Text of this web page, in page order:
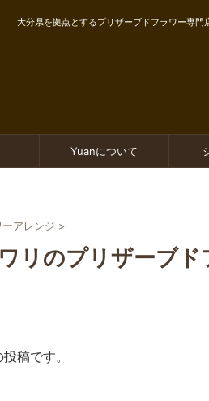
大分県を拠点とするプリザーブドフラワー専門
Yuanについて
アレンジ >
リのプリザーブド
稿です。